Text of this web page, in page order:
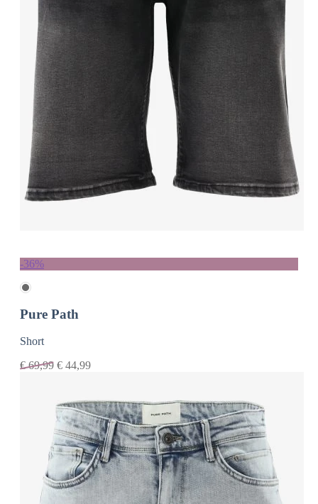
-36%
Pure Path
Short
€69,99 € 44,99